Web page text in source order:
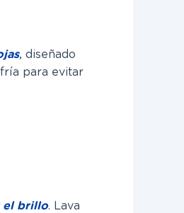
, diseñado
para evitar
el brillo. Lava